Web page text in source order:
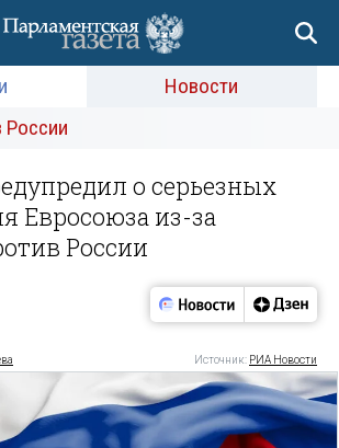
Новости
России
о серьезных
Евросоюза из-за
России
Источник: РИА Новости